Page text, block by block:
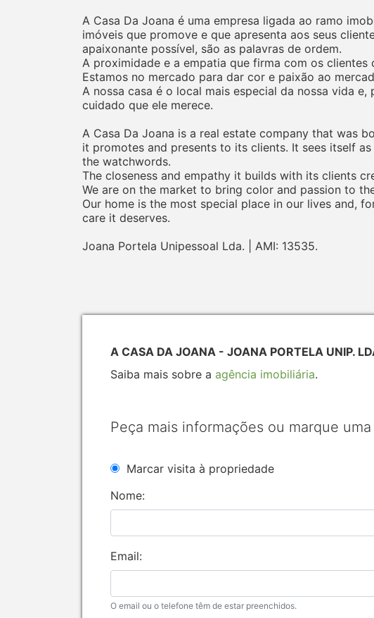
A Casa Da Joana é uma empresa ligada ao ramo
imóveis que promove e que apresenta aos seus
apaixonante possível, são as palavras de ordem.
A proximidade e a empatia que firma com os
Estamos no mercado para dar cor e paixão ao
A nossa casa é o local mais especial da nossa vida
cuidado que ele merece.
A Casa Da Joana is a real estate company that was
it promotes and presents to its clients. It sees itself
the watchwords.
The closeness and empathy it builds with its clients
We are on the market to bring color and passion to
Our home is the most special place in our lives and,
care it deserves.
Joana Portela Unipessoal Lda. | AMI: 13535.
A CASA DA JOANA - JOANA PORTELA UNIP.
Saiba mais sobre a agência imobiliária.
Peça mais informações ou marque
Marcar visita à propriedade
Nome:
Email:
O email ou o telefone têm de estar preenchidos.